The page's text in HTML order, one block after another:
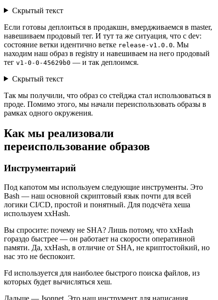
Скрытый текст
Если готовы деплоиться в продакшн, вмердживаемся в master,
навешиваем продовый тег. И тут та же ситуация, что с dev:
состояние ветки идентично ветке release-v1.0.0. Мы
находим наш образ в registry и навешиваем на него продовый
тег v1-0-0-45629b0 — и так деплоимся.
Скрытый текст
Так мы получили, что образ со стейджа стал использоваться в
проде. Помимо этого, мы начали переиспользовать образы в
рамках одного окружения.
Как мы реализовали
переиспользование образов
Инструментарий
Под капотом мы используем следующие инструменты. Это
Bash — наш основной скриптовый язык почти для всей
логики CI/CD, простой и понятный. Для подсчёта хеша
используем xxHash.
Вы спросите: почему не SHA? Лишь потому, что xxHash
гораздо быстрее — он работает на скорости оперативной
памяти. Да, xxHash, в отличие от SHA, не криптостойкий, но
нас это не беспокоит.
Fd используется для наиболее быстрого поиска файлов, из
которых будет вычисляться хеш.
Дальше — Jsonnet. Это наш инструмент для написания